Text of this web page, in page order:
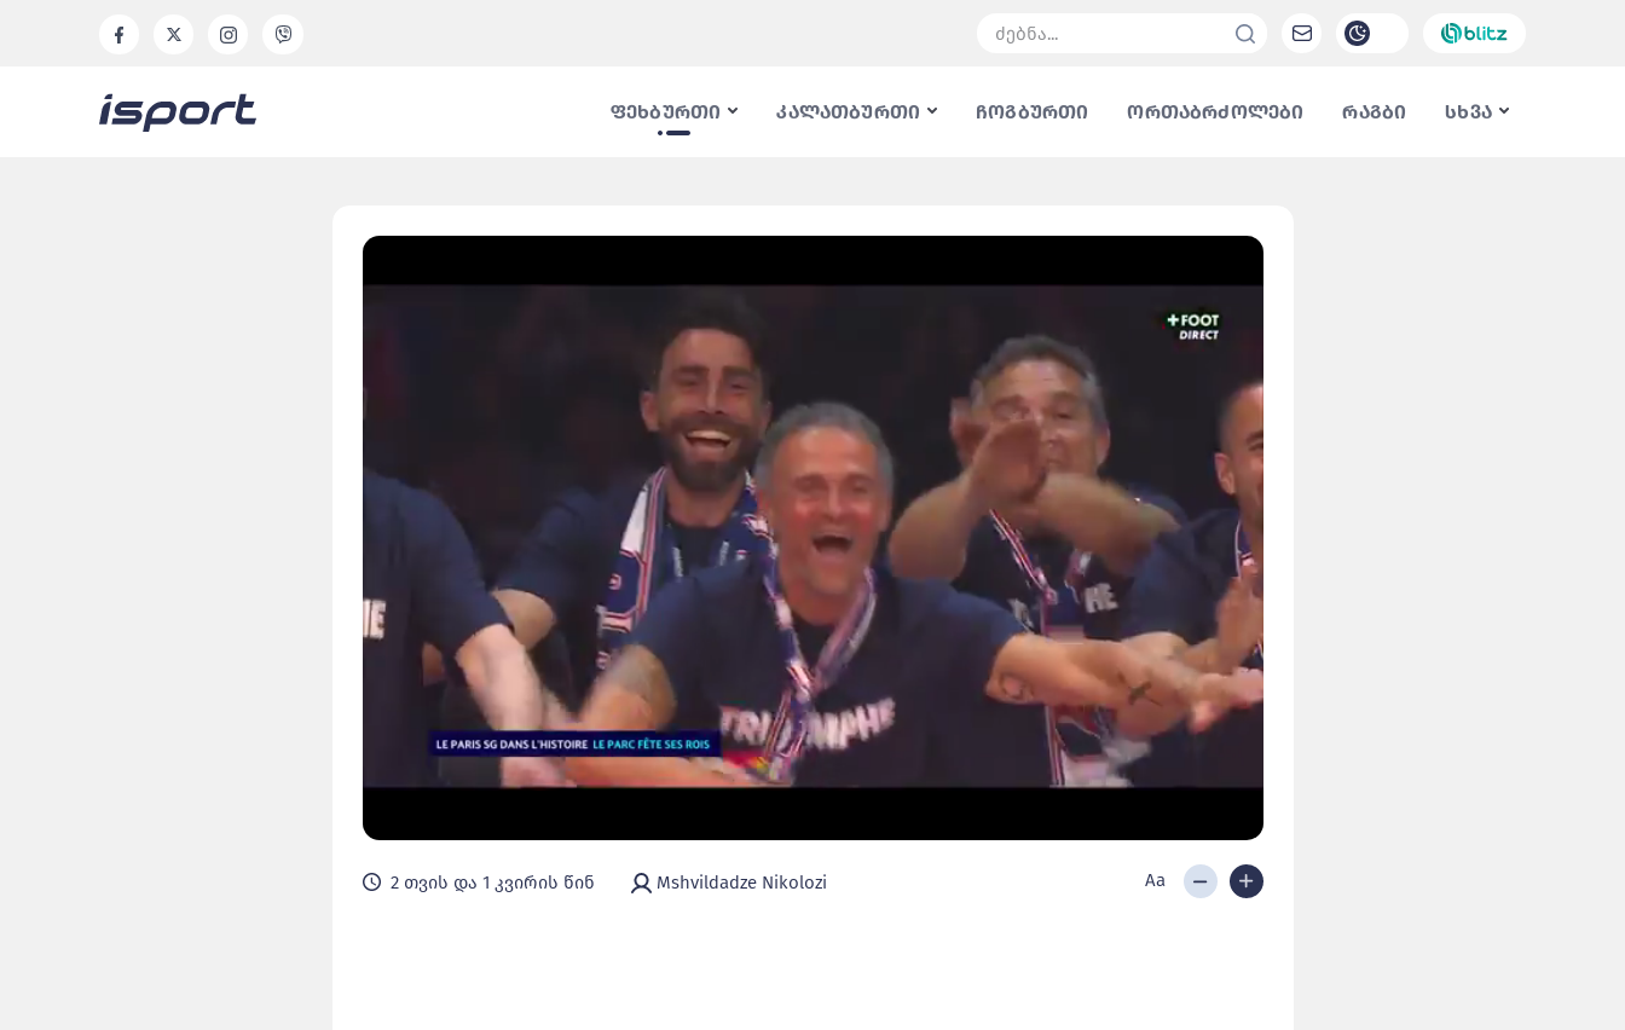
ფეხბურთი კალათბურთი ჩოგბურთი ორთაბრძოლები რაგბი სხვა
Volume
2 თვის და 1 კვირის წინ Mshvildadze Nikolozi Aa